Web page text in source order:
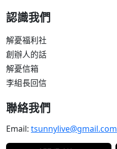
認識我們
解憂福利社
創辦人的話
解憂信箱
李組長回信
聯絡我們
Email: tsunnylive@gmail.com